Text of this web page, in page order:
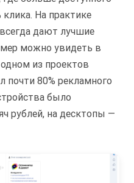
На практике
дают лучшие
можно увидеть в
из проектов
почти 80% рекламного
было
рублей, на десктопы —